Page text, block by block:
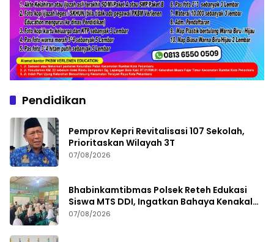
Pendidikan
Pemprov Kepri Revitalisasi 107 Sekolah,
Prioritaskan Wilayah 3T
07/08/2026
Bhabinkamtibmas Polsek Reteh Edukasi
Siswa MTS DDI, Ingatkan Bahaya Kenakalan
Remaja
07/08/2026